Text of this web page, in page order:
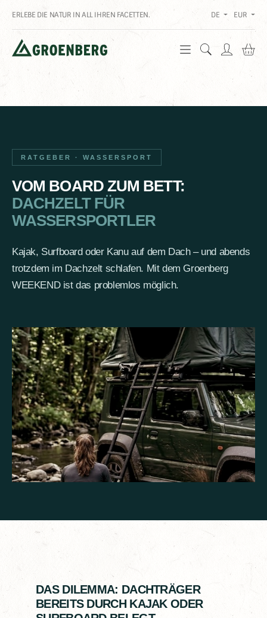
ERLEBE DIE NATUR IN ALL IHREN FACETTEN. DE EUR
RATGEBER · WASSERSPORT
VOM BOARD ZUM BETT:
DACHZELT FÜR
WASSERSPORTLER
Kajak, Surfboard oder Kanu auf dem Dach – und abends
trotzdem im Dachzelt schlafen. Mit dem Groenberg
WEEKEND ist das problemlos möglich.
DAS DILEMMA: DACHTRÄGER
BEREITS DURCH KAJAK ODER